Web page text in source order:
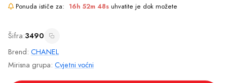
Ponuda ističe za: 16h 52m 48s uhvatite je dok možete
Šifra:3490
Brend: CHANEL
Mirisna grupa: Cvjetni voćni